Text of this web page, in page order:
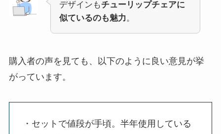
デザインもチューリップチェアに
似ているのも魅力 。
購入者の声を見ても、以下のように良い意見が挙
がっています。
・セットで値段が手頃。半年使用している